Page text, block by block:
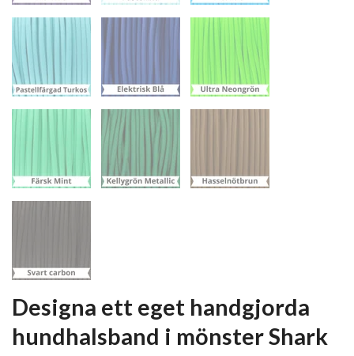
Designa ett eget handgjorda
hundhalsband i mönster Shark